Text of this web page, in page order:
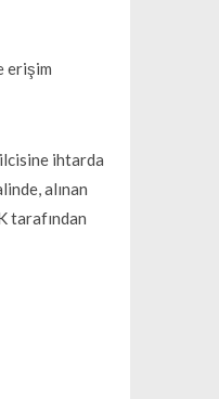
erişim
ihtarda
alınan
tarafından